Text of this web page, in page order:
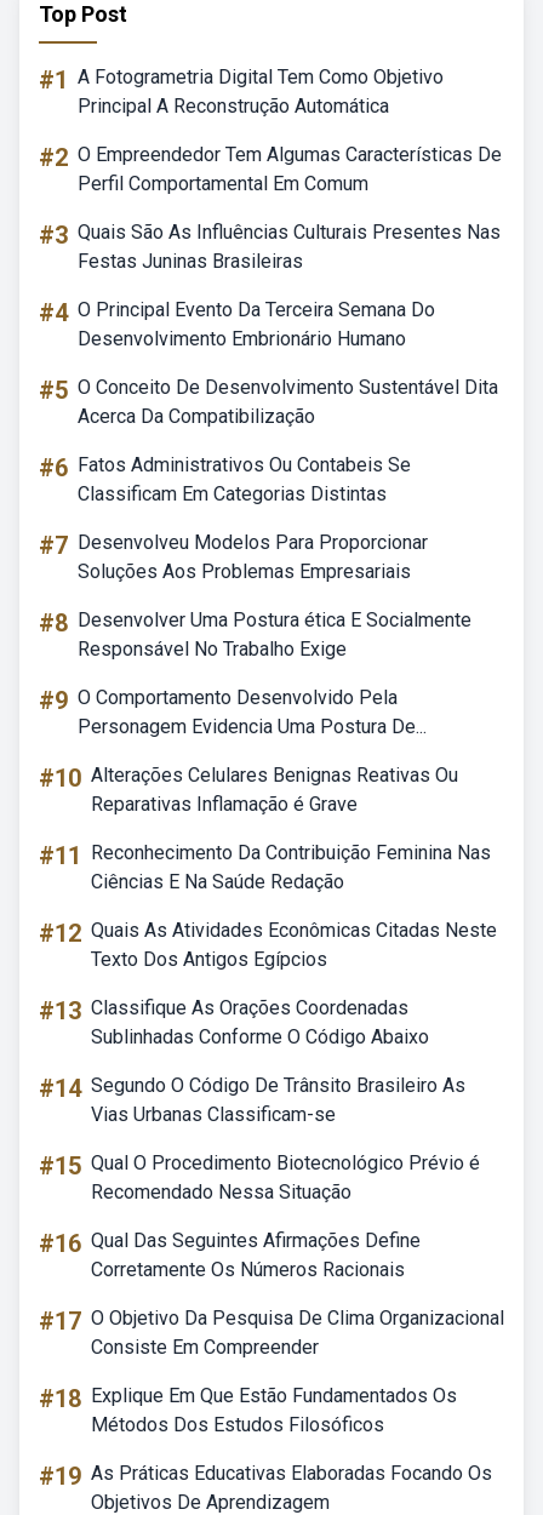
Top Post
#1 A Fotogrametria Digital Tem Como Objetivo
Principal A Reconstrução Automática
#2 O Empreendedor Tem Algumas Características De
Perfil Comportamental Em Comum
#3 Quais São As Influências Culturais Presentes Nas
Festas Juninas Brasileiras
#4 O Principal Evento Da Terceira Semana Do
Desenvolvimento Embrionário Humano
#5 O Conceito De Desenvolvimento Sustentável Dita
Acerca Da Compatibilização
#6 Fatos Administrativos Ou Contabeis Se
Classificam Em Categorias Distintas
#7 Desenvolveu Modelos Para Proporcionar
Soluções Aos Problemas Empresariais
#8 Desenvolver Uma Postura ética E Socialmente
Responsável No Trabalho Exige
#9 O Comportamento Desenvolvido Pela
Personagem Evidencia Uma Postura De...
#10 Alterações Celulares Benignas Reativas Ou
Reparativas Inflamação é Grave
#11
Reconhecimento Da Contribuição Feminina Nas
Ciências E Na Saúde Redação
#12 Quais As Atividades Econômicas Citadas Neste
Texto Dos Antigos Egípcios
#13 Classifique As Orações Coordenadas
Sublinhadas Conforme O Código Abaixo
#14 Segundo O Código De Trânsito Brasileiro As
Vias Urbanas Classificam-se
#15 Qual O Procedimento Biotecnológico Prévio é
Recomendado Nessa Situação
#16 Qual Das Seguintes Afirmações Define
Corretamente Os Números Racionais
#17 O Objetivo Da Pesquisa De Clima Organizacional
Consiste Em Compreender
#18 Explique Em Que Estão Fundamentados Os
Métodos Dos Estudos Filosóficos
#19 As Práticas Educativas Elaboradas Focando Os
Objetivos De Aprendizagem